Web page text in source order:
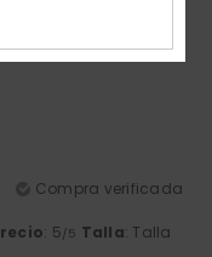
Compra verificada
: 5/5 Talla: Talla